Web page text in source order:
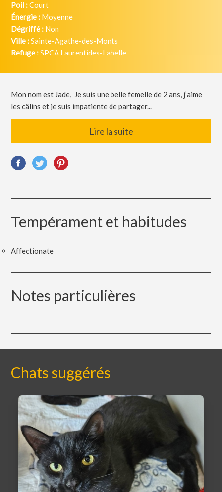
Poil :Court
Énergie : Moyenne
Dégriffé : Non
Ville :Sainte-Agathe-des-Monts
Refuge :SPCA Laurentides-Labelle
Mon nom est Jade, Je suis une belle femelle de 2 ans, j’aime
les câlins et je suis impatiente de partager...
Lire la suite
Tempérament et habitudes
Affectionate
Notes particulières
Chats suggérés